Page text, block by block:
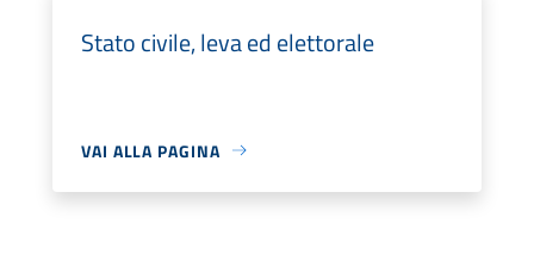
Stato civile, leva ed elettorale
VAI ALLA PAGINA